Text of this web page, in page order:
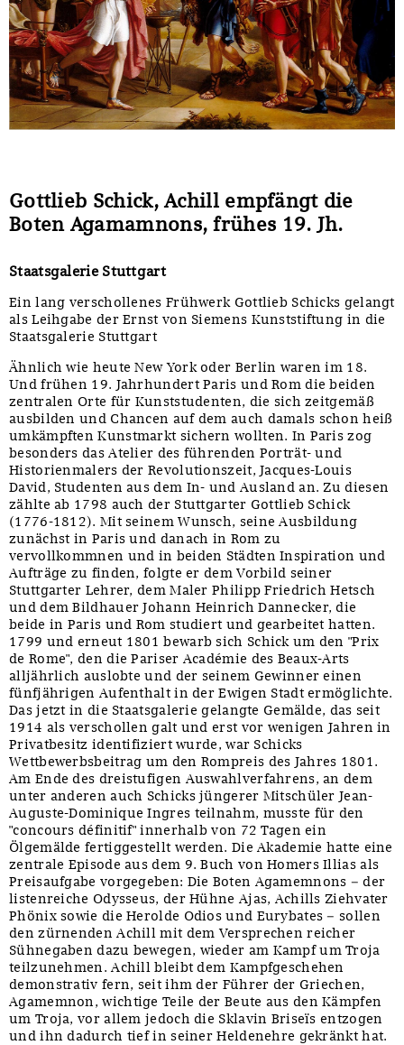
Gottlieb Schick, Achill empfängt die
Boten Agamamnons, frühes 19. Jh.
Staatsgalerie Stuttgart
Ein lang verschollenes Frühwerk Gottlieb Schicks gelangt
als Leihgabe der Ernst von Siemens Kunststiftung in die
Staatsgalerie Stuttgart
Ähnlich wie heute New York oder Berlin waren im 18.
Und frühen 19. Jahrhundert Paris und Rom die beiden
zentralen Orte für Kunststudenten, die sich zeitgemäß
ausbilden und Chancen auf dem auch damals schon heiß
umkämpften Kunstmarkt sichern wollten. In Paris zog
besonders das Atelier des führenden Porträt- und
Historienmalers der Revolutionszeit, Jacques-Louis
David, Studenten aus dem In- und Ausland an. Zu diesen
zählte ab 1798 auch der Stuttgarter Gottlieb Schick
(1776-1812). Mit seinem Wunsch, seine Ausbildung
zunächst in Paris und danach in Rom zu
vervollkommnen und in beiden Städten Inspiration und
Aufträge zu finden, folgte er dem Vorbild seiner
Stuttgarter Lehrer, dem Maler Philipp Friedrich Hetsch
und dem Bildhauer Johann Heinrich Dannecker, die
beide in Paris und Rom studiert und gearbeitet hatten.
1799 und erneut 1801 bewarb sich Schick um den "Prix
de Rome", den die Pariser Académie des Beaux-Arts
alljährlich auslobte und der seinem Gewinner einen
fünfjährigen Aufenthalt in der Ewigen Stadt ermöglichte.
Das jetzt in die Staatsgalerie gelangte Gemälde, das seit
1914 als verschollen galt und erst vor wenigen Jahren in
Privatbesitz identifiziert wurde, war Schicks
Wettbewerbsbeitrag um den Rompreis des Jahres 1801.
Am Ende des dreistufigen Auswahlverfahrens, an dem
unter anderen auch Schicks jüngerer Mitschüler Jean-
Auguste-Dominique Ingres teilnahm, musste für den
"concours définitif" innerhalb von 72 Tagen ein
Ölgemälde fertiggestellt werden. Die Akademie hatte eine
zentrale Episode aus dem 9. Buch von Homers Illias als
Preisaufgabe vorgegeben: Die Boten Agamemnons – der
listenreiche Odysseus, der Hühne Ajas, Achills Ziehvater
Phönix sowie die Herolde Odios und Eurybates – sollen
den zürnenden Achill mit dem Versprechen reicher
Sühnegaben dazu bewegen, wieder am Kampf um Troja
teilzunehmen. Achill bleibt dem Kampfgeschehen
demonstrativ fern, seit ihm der Führer der Griechen,
Agamemnon, wichtige Teile der Beute aus den Kämpfen
um Troja, vor allem jedoch die Sklavin Briseïs entzogen
und ihn dadurch tief in seiner Heldenehre gekränkt hat.
Sonstiges